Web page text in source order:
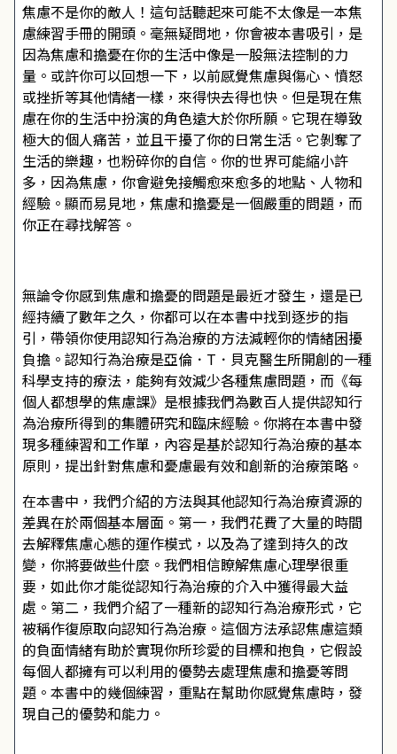
焦慮不是你的敵人！這句話聽起來可能不太像是一本焦
慮練習手冊的開頭。毫無疑問地，你會被本書吸引，是
因為焦慮和擔憂在你的生活中像是一股無法控制的力
量。或許你可以回想一下，以前感覺焦慮與傷心、憤怒
或挫折等其他情緒一樣，來得快去得也快。但是現在焦
慮在你的生活中扮演的角色遠大於你所願。它現在導致
極大的個人痛苦，並且干擾了你的日常生活。它剝奪了
生活的樂趣，也粉碎你的自信。你的世界可能縮小許
多，因為焦慮，你會避免接觸愈來愈多的地點、人物和
經驗。顯而易見地，焦慮和擔憂是一個嚴重的問題，而
你正在尋找解答。
無論令你感到焦慮和擔憂的問題是最近才發生，還是已
經持續了數年之久，你都可以在本書中找到逐步的指
引，帶領你使用認知行為治療的方法減輕你的情緒困擾
負擔。認知行為治療是亞倫．T．貝克醫生所開創的一種
科學支持的療法，能夠有效減少各種焦慮問題，而《每
個人都想學的焦慮課》是根據我們為數百人提供認知行
為治療所得到的集體研究和臨床經驗。你將在本書中發
現多種練習和工作單，內容是基於認知行為治療的基本
原則，提出針對焦慮和憂慮最有效和創新的治療策略。
在本書中，我們介紹的方法與其他認知行為治療資源的
差異在於兩個基本層面。第一，我們花費了大量的時間
去解釋焦慮心態的運作模式，以及為了達到持久的改
變，你將要做些什麼。我們相信瞭解焦慮心理學很重
要，如此你才能從認知行為治療的介入中獲得最大益
處。第二，我們介紹了一種新的認知行為治療形式，它
被稱作復原取向認知行為治療。這個方法承認焦慮這類
的負面情緒有助於實現你所珍愛的目標和抱負，它假設
每個人都擁有可以利用的優勢去處理焦慮和擔憂等問
題。本書中的幾個練習，重點在幫助你感覺焦慮時，發
現自己的優勢和能力。